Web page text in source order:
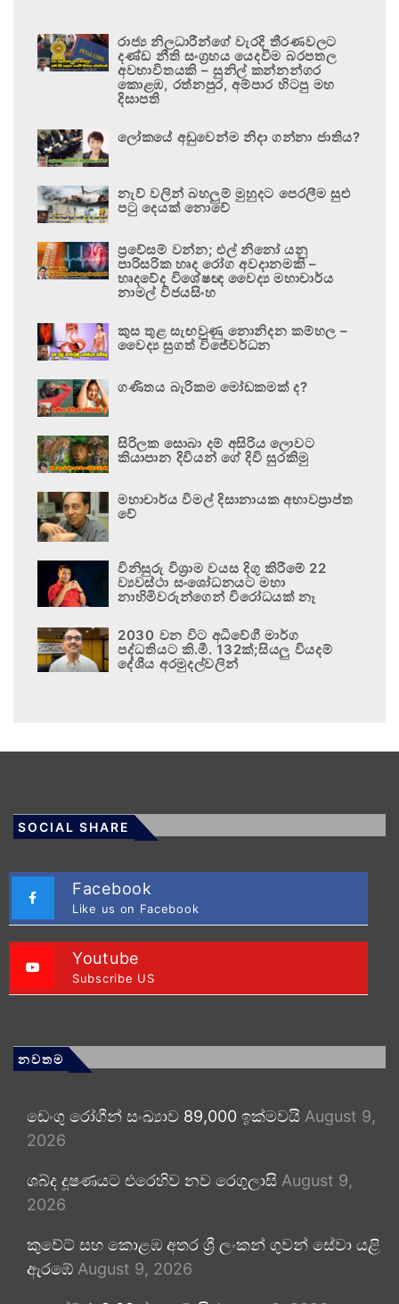
රාජ්‍ය නිලධාරීන්ගේ වැරදි තීරණවලට
දණ්ඩ නීති සංග්‍රහය යෙදවීම බරපතල
අවභාවිතයකි – සුනිල් කන්නන්ගර
කොළඹ, රත්නපුර, අම්පාර හිටපු මහ
දිසාපති
ලෝකයේ අඩුවෙන්ම නිදා ගන්නා ජාතිය?
නැව් වලින් බහලුම් මුහුදට පෙරලීම සුළු
පටු දෙයක් නොවේ
ප්‍රවේසම් වන්න; එල් නිනෝ යනු
පාරිසරික හෘද රෝග අවදානමකි –
හෘදවේද විශේෂඥ වෛද්‍ය මහාචාර්ය
නාමල් විජයසිංහ
කුස තුළ සැඟවුණු නොනිදන කම්හල –
වෛද්‍ය සුගත් විජේවර්ධන
ගණිතය බැරිකම මෝඩකමක් ද?
සිරිලක සොබා දම් අසිරිය ලොවට
කියාපාන දිවියන් ගේ දිවි සුරකිමු
මහාචාර්ය විමල් දිසානායක අභාවප්‍රාප්ත
වේ
විනිසුරු විශ්‍රාම වයස දිගු කිරීමේ 22
ව්‍යවස්ථා සංශෝධනයට මහා
නාහිමිවරුන්ගෙන් විරෝධයක් නෑ
2030 වන විට අධිවේගී මාර්ග
පද්ධතියට කි.මී. 132ක්;සියලු වියදම්
දේශීය අරමුදල්වලින්
SOCIAL SHARE
Facebook
Like us on Facebook
Youtube
Subscribe US
නවතම
ඩෙංගු රෝගීන් සංඛ්‍යාව 89,000 ඉක්මවයි August 9,
2026
ශබ්ද දූෂණයට එරෙහිව නව රෙගුලාසි August 9,
2026
කුවේට් සහ කොළඹ අතර ශ්‍රී ලංකන් ගුවන් සේවා යළි
ඇරඹේ August 9, 2026